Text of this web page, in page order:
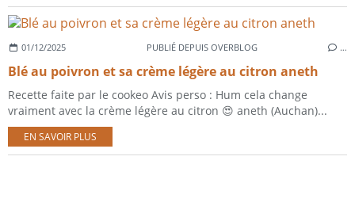
01/12/2025 PUBLIÉ DEPUIS OVERBLOG …
Blé au poivron et sa crème légère au citron aneth
Recette faite par le cookeo Avis perso : Hum cela change
vraiment avec la crème légère au citron 😍 aneth (Auchan)...
EN SAVOIR PLUS